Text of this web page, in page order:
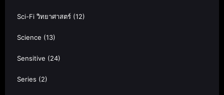
Sci-Fi วิทยาศาสตร์ (12)
Science (13)
Sensitive (24)
Series (2)